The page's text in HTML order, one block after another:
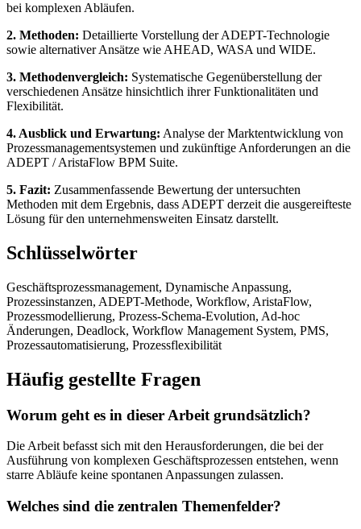
bei komplexen Abläufen.
2. Methoden: Detaillierte Vorstellung der ADEPT-Technologie
sowie alternativer Ansätze wie AHEAD, WASA und WIDE.
3. Methodenvergleich: Systematische Gegenüberstellung der
verschiedenen Ansätze hinsichtlich ihrer Funktionalitäten und
Flexibilität.
4. Ausblick und Erwartung: Analyse der Marktentwicklung von
Prozessmanagementsystemen und zukünftige Anforderungen an die
ADEPT / AristaFlow BPM Suite.
5. Fazit: Zusammenfassende Bewertung der untersuchten
Methoden mit dem Ergebnis, dass ADEPT derzeit die ausgereifteste
Lösung für den unternehmensweiten Einsatz darstellt.
Schlüsselwörter
Geschäftsprozessmanagement, Dynamische Anpassung,
Prozessinstanzen, ADEPT-Methode, Workflow, AristaFlow,
Prozessmodellierung, Prozess-Schema-Evolution, Ad-hoc
Änderungen, Deadlock, Workflow Management System, PMS,
Prozessautomatisierung, Prozessflexibilität
Häufig gestellte Fragen
Worum geht es in dieser Arbeit grundsätzlich?
Die Arbeit befasst sich mit den Herausforderungen, die bei der
Ausführung von komplexen Geschäftsprozessen entstehen, wenn
starre Abläufe keine spontanen Anpassungen zulassen.
Welches sind die zentralen Themenfelder?